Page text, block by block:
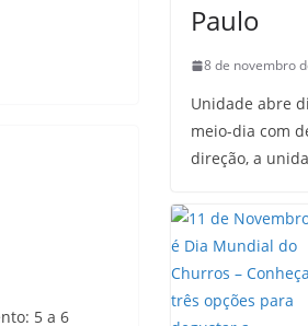
5 a 6
Paulo
8 de novembro
Unidade abre
meio-dia com
direção, a